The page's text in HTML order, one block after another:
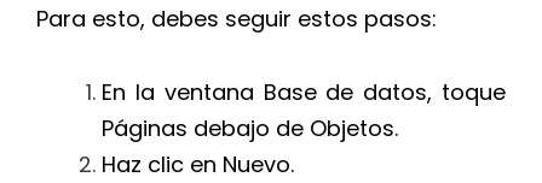
Para esto, debes seguir estos pasos:
En la ventana Base de datos, toque
Páginas debajo de Objetos.
Haz clic en Nuevo.